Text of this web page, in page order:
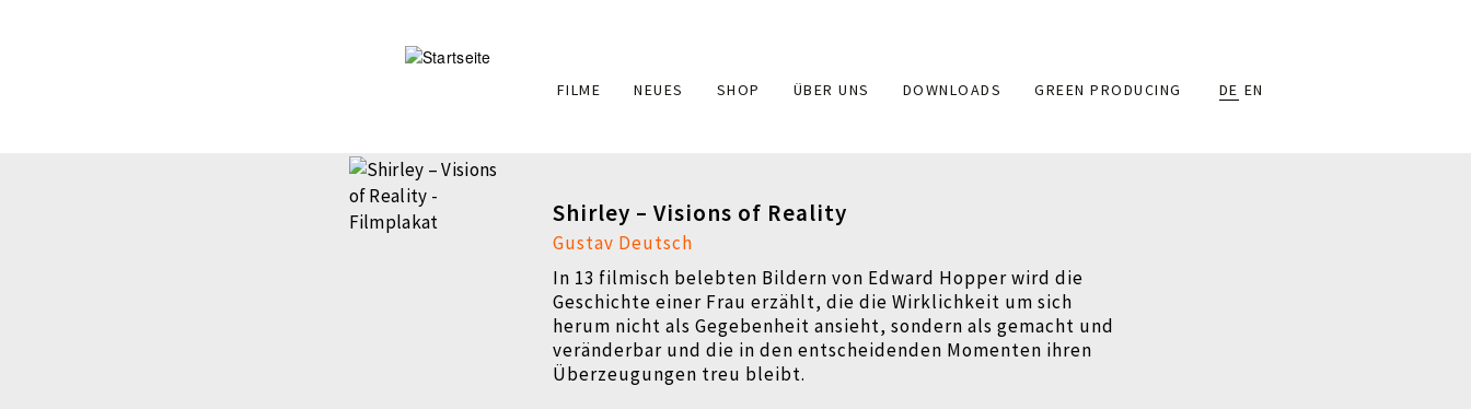
Main
FILME NEUES SHOP ÜBER UNS DOWNLOADS GREEN PRODUCING DE EN
Shirley – Visions of Reality
Gustav Deutsch
In 13 filmisch belebten Bildern von Edward Hopper wird die
Geschichte einer Frau erzählt, die die Wirklichkeit um sich
herum nicht als Gegebenheit ansieht, sondern als gemacht und
veränderbar und die in den entscheidenden Momenten ihren
Überzeugungen treu bleibt.